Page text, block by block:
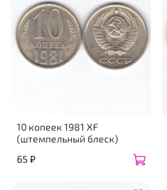
10 копеек 1981 XF
(штемпельный блеск)
65 ₽